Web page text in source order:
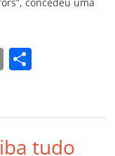
C
y
Li
p
ar
tudo